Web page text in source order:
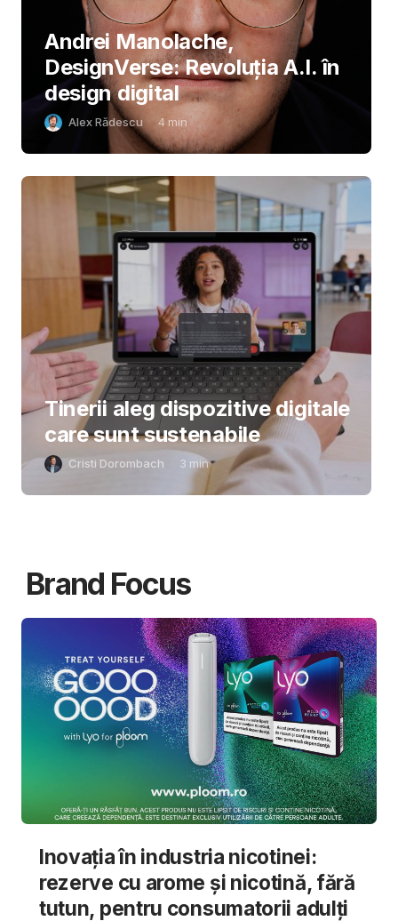
Andrei Manolache,
DesignVerse: Revoluția A.I. în
design digital
Alex Rădescu 4 min
Tinerii aleg dispozitive digitale
care sunt sustenabile
Cristi Dorombach 3 min
Brand Focus
Inovația în industria nicotinei:
rezerve cu arome și nicotină, fără
tutun, pentru consumatorii adulți